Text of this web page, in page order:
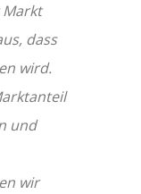
Markt
dass
wird.
und
wir